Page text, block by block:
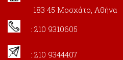
183 45 Μοσχάτο, Αθήνα
: 210 9310605
: 210 9344407